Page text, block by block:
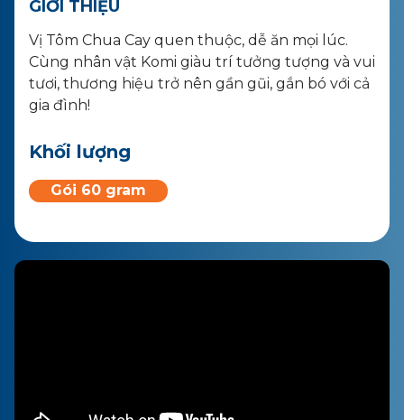
GIỚI THIỆU
Vị Tôm Chua Cay quen thuộc, dễ ăn mọi lúc.
Cùng nhân vật Komi giàu trí tưởng tượng và vui
tươi, thương hiệu trở nên gần gũi, gắn bó với cả
gia đình!
Khối lượng
Gói 60 gram